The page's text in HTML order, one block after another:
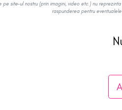
pe site-ul nostru (prin imagini, video etc.) nu
raspunderea pentru